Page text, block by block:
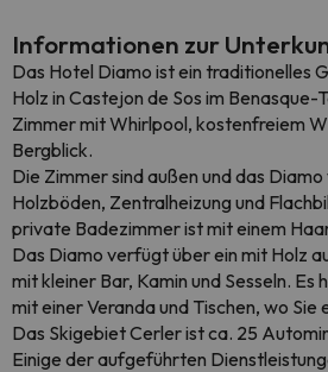
Informationen zur
Das Hotel Diamo ist ein traditionelles
Holz in Castejon de Sos im
Zimmer mit Whirlpool, kostenfreiem
Bergblick.
Die Zimmer sind außen und das
Holzböden, Zentralheizung und
private Badezimmer ist mit einem
Das Diamo verfügt über ein mit Holz
mit kleiner Bar, Kamin und Sesseln. Es
mit einer Veranda und Tischen, wo Sie
Das Skigebiet Cerler ist ca. 25
Einige der aufgeführten